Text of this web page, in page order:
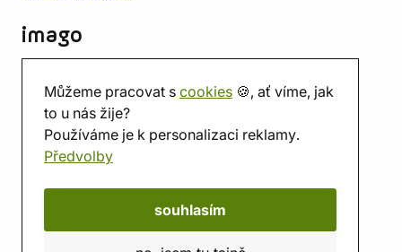
Můžeme pracovat s cookies 🍪, ať víme, jak
to u nás žije?
Používáme je k personalizaci reklamy.
Předvolby
souhlasím
imago
Prodejna
Herna
O nás
Hodnocení obchodu